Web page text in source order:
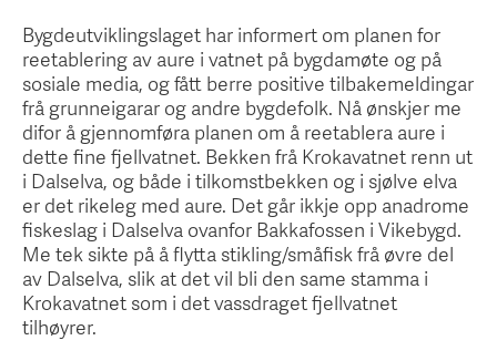
Bygdeutviklingslaget har informert om planen for
reetablering av aure i vatnet på bygdamøte og på
sosiale media, og fått berre positive tilbakemeldingar
frå grunneigarar og andre bygdefolk. Nå ønskjer me
difor å gjennomføra planen om å reetablera aure i
dette fine fjellvatnet. Bekken frå Krokavatnet renn ut
i Dalselva, og både i tilkomstbekken og i sjølve elva
er det rikeleg med aure. Det går ikkje opp anadrome
fiskeslag i Dalselva ovanfor Bakkafossen i Vikebygd.
Me tek sikte på å flytta stikling/småfisk frå øvre del
av Dalselva, slik at det vil bli den same stamma i
Krokavatnet som i det vassdraget fjellvatnet
tilhøyrer.